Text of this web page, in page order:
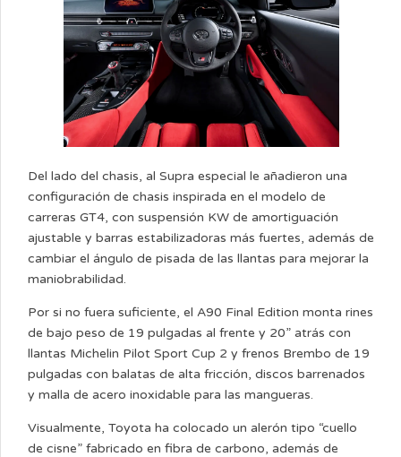
Del lado del chasis, al Supra especial le añadieron una
configuración de chasis inspirada en el modelo de
carreras GT4, con suspensión KW de amortiguación
ajustable y barras estabilizadoras más fuertes, además de
cambiar el ángulo de pisada de las llantas para mejorar la
maniobrabilidad.
Por si no fuera suficiente, el A90 Final Edition monta rines
de bajo peso de 19 pulgadas al frente y 20” atrás con
llantas Michelin Pilot Sport Cup 2 y frenos Brembo de 19
pulgadas con balatas de alta fricción, discos barrenados
y malla de acero inoxidable para las mangueras.
Visualmente, Toyota ha colocado un alerón tipo “cuello
de cisne” fabricado en fibra de carbono, además de